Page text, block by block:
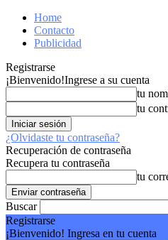
Home
Contacto
Publicidad
Registrarse
¡Bienvenido!Ingrese a su cuenta
tu
tu
¿Olvidaste tu contraseña?
Recuperación de contraseña
Recupera tu contraseña
tu
Buscar
Registrarse
¡Bienvenido! Ingresa en tu cuenta